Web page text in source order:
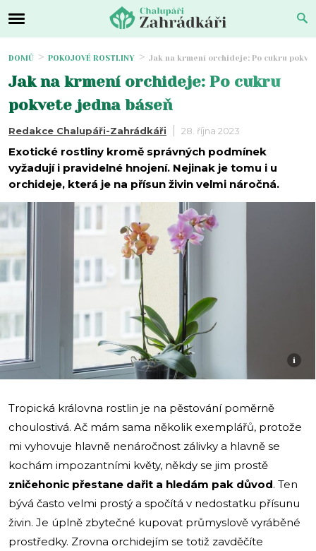
DOMŮ POKOJOVÉ ROSTLINY Jak na krmení orchideje: Po cukru
Jak na krmení orchideje: Po cukru
pokvete jedna báseň
Redakce Chalupáři-Zahrádkáři 28. října 2023
Exotické rostliny kromě správných podmínek
vyžadují i pravidelné hnojení. Nejinak je tomu i u
orchideje, která je na přísun živin velmi náročná.
i
Tropická královna rostlin je na pěstování poměrně
choulostivá. Ač mám sama několik exemplářů, protože
mi vyhovuje hlavně nenáročnost zálivky a hlavně se
kochám impozantními květy, někdy se jim prostě
zničehonic přestane dařit a hledám pak důvod. Ten
bývá často velmi prostý a spočítá v nedostatku přísunu
živin. Je úplně zbytečné kupovat průmyslově vyráběné
prostředky. Zrovna orchidejím se totiž zavděčíte